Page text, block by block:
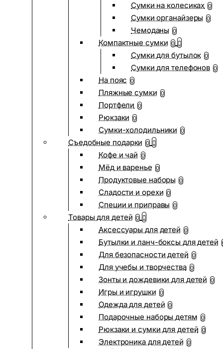
Сумки на колесиках 0
Сумки органайзеры 0
Чемоданы 0
Компактные сумки 0
Сумки для бутылок 0
Сумки для телефонов 0
На пояс 0
Пляжные сумки 0
Портфели 0
Рюкзаки 0
Сумки-холодильники 0
Съедобные подарки 0
Кофе и чай 0
Мёд и варенье 0
Продуктовые наборы 0
Сладости и орехи 0
Специи и приправы 0
Товары для детей 0
Аксессуары для детей 0
Бутылки и ланч-боксы для детей
Для безопасности детей 0
Для учебы и творчества 0
Зонты и дождевики для детей 0
Игры и игрушки 0
Одежда для детей 0
Подарочные наборы детям 0
Рюкзаки и сумки для детей 0
Электроника для детей 0